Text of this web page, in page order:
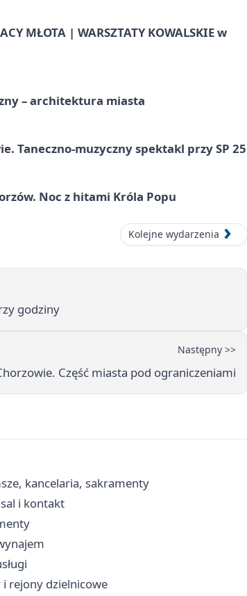
MŁOTA | WARSZTATY KOWALSKIE w
– architektura miasta
Taneczno-muzyczny spektakl przy SP 25
Noc z hitami Króla Popu
Kolejne wydarzenia
godziny
Następny >>
Część miasta pod ograniczeniami
kancelaria, sakramenty
i kontakt
rejony dzielnicowe